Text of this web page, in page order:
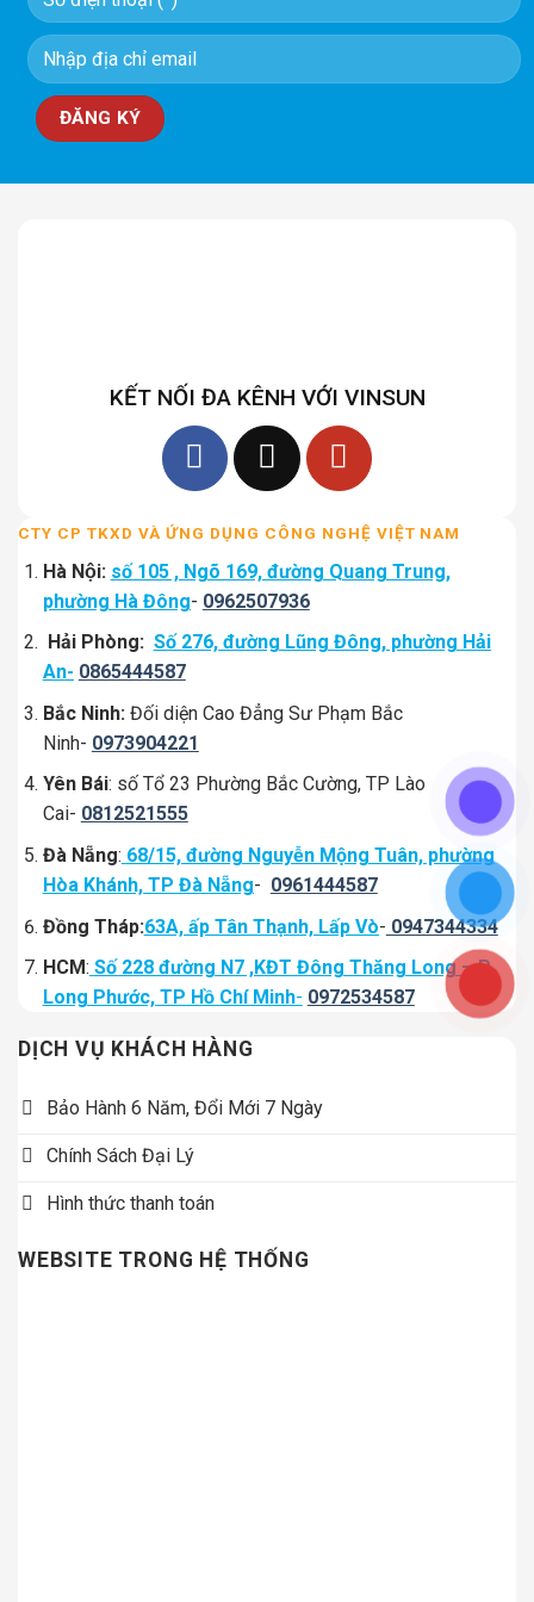
KẾT NỐI ĐA KÊNH VỚI VINSUN
CTY CP TKXD VÀ ỨNG DỤNG CÔNG NGHỆ VIỆT NAM
Hà Nội: số 105 , Ngõ 169, đường Quang Trung,
phường Hà Đông- 0962507936
Hải Phòng: Số 276, đường Lũng Đông, phường Hải
An- 0865444587
Bắc Ninh: Đối diện Cao Đẳng Sư Phạm Bắc
Ninh- 0973904221
Yên Bái: số Tổ 23 Phường Bắc Cường, TP Lào
Cai- 0812521555
Đà Nẵng: 68/15, đường Nguyễn Mộng Tuân, phường
Hòa Khánh, TP Đà Nẵng- 0961444587
Đồng Tháp:63A, ấp Tân Thạnh, Lấp Vò- 0947344334
HCM: Số 228 đường N7 ,KĐT Đông Thăng Long – P
Long Phước, TP Hồ Chí Minh- 0972534587
DỊCH VỤ KHÁCH HÀNG
Bảo Hành 6 Năm, Đổi Mới 7 Ngày
Chính Sách Đại Lý
Hình thức thanh toán
WEBSITE TRONG HỆ THỐNG